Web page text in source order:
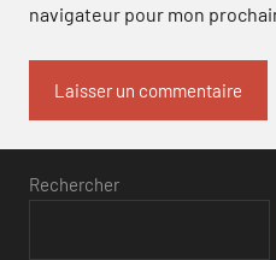
navigateur pour mon
Rechercher